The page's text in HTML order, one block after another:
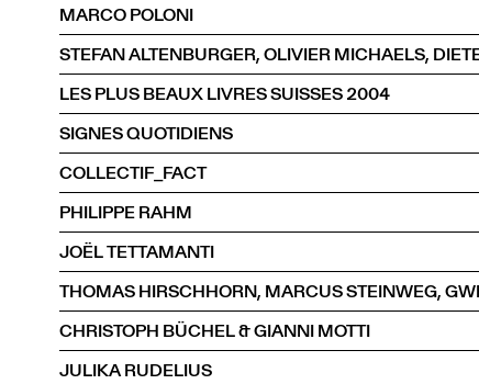
MARCO POLONI
LES PLUS BEAUX LIVRES SUISSES 2004
SIGNES QUOTIDIENS
COLLECTIF_FACT
PHILIPPE RAHM
JOËL TETTAMANTI
CHRISTOPH BÜCHEL & GIANNI MOTTI
JULIKA RUDELIUS